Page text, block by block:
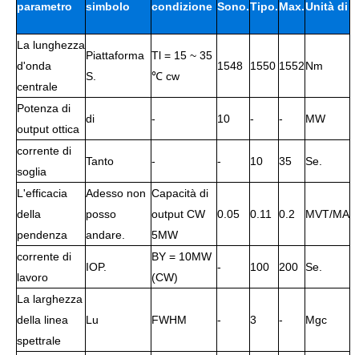
parametro simbolo condizione Sono.Tipo.Max.Unità di
La lunghezza
d'onda
centrale
Piattaforma
S.
Tl = 15 ~ 35
℃ cw
1548 1550 1552Nm
Potenza di
output ottica
di - 10 - - MW
corrente di
soglia
Tanto - - 10 35 Se.
L'efficacia
della
pendenza
Adesso non
posso
andare.
Capacità di
output CW
5MW
0.05 0.11 0.2 MVT/MA
corrente di
lavoro
IOP.
BY = 10MW
(CW)
- 100 200 Se.
La larghezza
della linea
spettrale
Lu FWHM - 3 - Mgc